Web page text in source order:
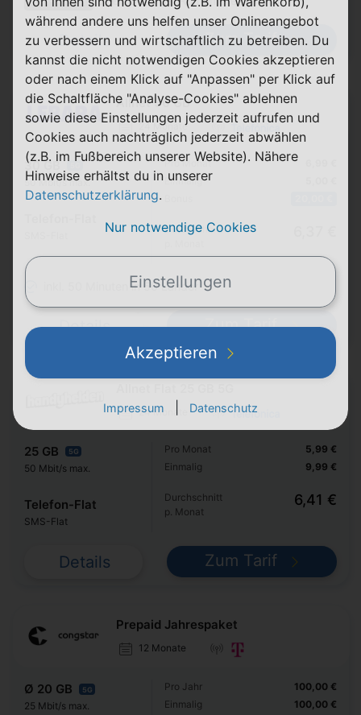
Details Zum Tarif
Allnet 30 GB
24 Monate
30 GB
50 Mbit/s max.
Pro Monat
Einmalig
Durchschnitt
inkl. 50 Minuten in 50 Länder
Details Zum Tarif
24 Monate
25 GB 5G
50 Mbit/s max.
Telefon-Flat
SMS-Flat
Pro Monat
Einmalig
5,99 €
9,99 €
Durchschnitt
p. Monat
6,41 €
Details Zum Tarif
Prepaid Jahrespaket
12 Monate
Ø 20 GB 5G
25 Mbit/s max.
Pro Jahr
Einmalig
100,00 €
100,00 €
während andere uns helfen unser Onlineangebot
zu verbessern und wirtschaftlich zu betreiben. Du
kannst die nicht notwendigen Cookies akzeptieren
oder nach einem Klick auf "Anpassen" per Klick auf
die Schaltfläche "Analyse-Cookies" ablehnen
sowie diese Einstellungen jederzeit aufrufen und
Cookies auch nachträglich jederzeit abwählen
(z.B. im Fußbereich unserer Website). Nähere
Hinweise erhältst du in unserer
Datenschutzerklärung.
Nur notwendige Cookies
Einstellungen
Akzeptieren
Impressum Datenschutz